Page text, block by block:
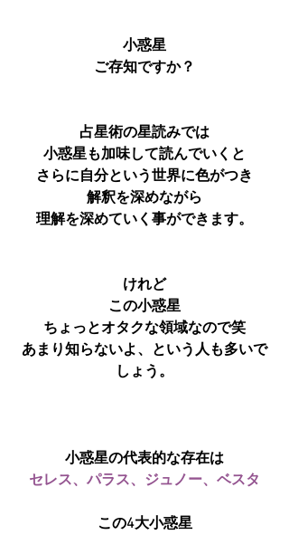
小惑星
ご存知ですか？
占星術の星読みでは
小惑星も加味して読んでいくと
さらに自分という世界に色がつき
解釈を深めながら
理解を深めていく事ができます。
けれど
この小惑星
ちょっとオタクな領域なので笑
あまり知らないよ、という人も多いで
しょう。
小惑星の代表的な存在は
セレス、パラス、ジュノー、ベスタ
この4大小惑星